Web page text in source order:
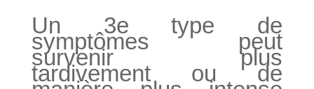
Un 3e type de
symptômes peut
survenir plus
tardivement ou de